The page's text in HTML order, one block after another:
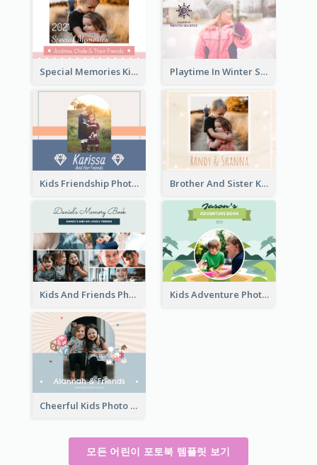
Special Memories Kids Photo Book Playtime In Winter Solstice Kids Photobook
Kids Friendship Photo Book Brother And Sister Kids Photo Book
Kids And Friends Photo Book Kids Adventure Photo Book
Cheerful Kids Photo Book
모든 어린이 포토북 템플릿 보기